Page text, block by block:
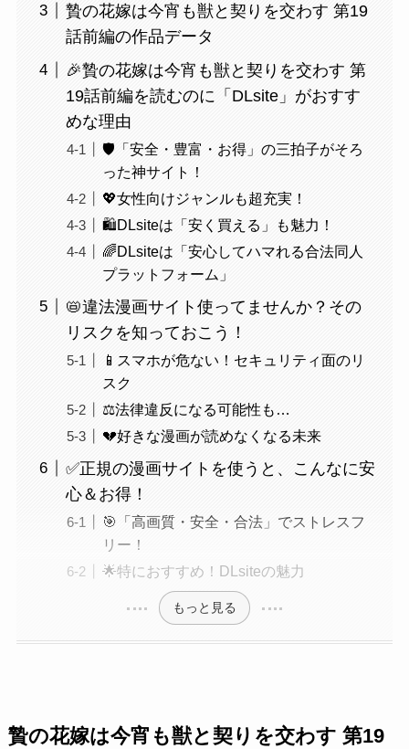
贄の花嫁は今宵も獣と契りを交わす 第19
話前編の作品データ
🎉贄の花嫁は今宵も獣と契りを交わす 第
19話前編を読むのに「DLsite」がおすす
めな理由
🛡️「安全・豊富・お得」の三拍子がそろ
った神サイト！
💖女性向けジャンルも超充実！
🛍️DLsiteは「安く買える」も魅力！
🌈DLsiteは「安心してハマれる合法同人
プラットフォーム」
📛違法漫画サイト使ってませんか？その
リスクを知っておこう！
📱スマホが危ない！セキュリティ面のリ
スク
⚖️法律違反になる可能性も…
💔好きな漫画が読めなくなる未来
✅正規の漫画サイトを使うと、こんなに安
心＆お得！
🎯「高画質・安全・合法」でストレスフ
リー！
🌟特におすすめ！DLsiteの魅力
もっと見る
贄の花嫁は今宵も獣と契りを交わす 第19